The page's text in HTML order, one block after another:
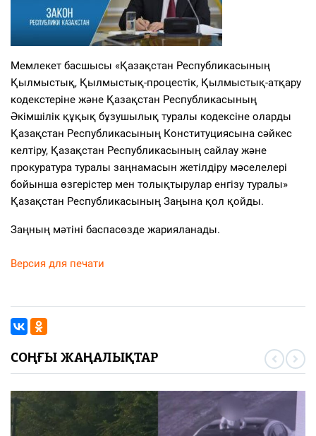
Мемлекет басшысы «Қазақстан Республикасының
Қылмыстық, Қылмыстық-процестік, Қылмыстық-атқару
кодекстеріне және Қазақстан Республикасының
Әкімшілік құқық бұзушылық туралы кодексіне оларды
Қазақстан Республикасының Конституциясына сәйкес
келтіру, Қазақстан Республикасының сайлау және
прокуратура туралы заңнамасын жетілдіру мәселелері
бойынша өзгерістер мен толықтырулар енгізу туралы»
Қазақстан Республикасының Заңына қол қойды.
Заңның мәтіні баспасөзде жарияланады.
Версия для печати
СОҢҒЫ ЖАҢАЛЫҚТАР